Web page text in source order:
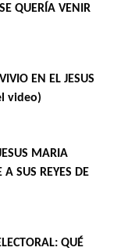
QUERÍA VENIR
video)
MARIA
SUS REYES DE
QUÉ